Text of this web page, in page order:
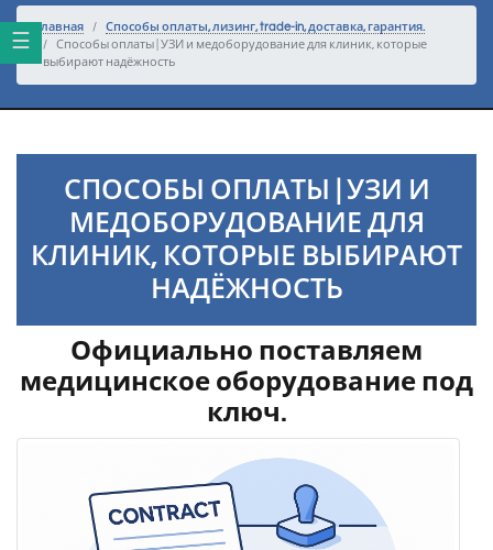
Перейти к основному тексту
Главная
Способы оплаты, лизинг, trade-in, доставка, гарантия.
Способы оплаты | УЗИ и медоборудование для клиник, которые
выбирают надёжность
СПОСОБЫ ОПЛАТЫ | УЗИ И
МЕДОБОРУДОВАНИЕ ДЛЯ
КЛИНИК, КОТОРЫЕ ВЫБИРАЮТ
НАДЁЖНОСТЬ
Официально поставляем
медицинское оборудование под
ключ.